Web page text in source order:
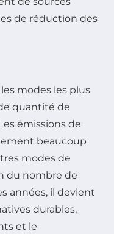
de réduction des
modes les plus
quantité de
émissions de
beaucoup
modes de
du nombre de
années, il devient
durables,
et le